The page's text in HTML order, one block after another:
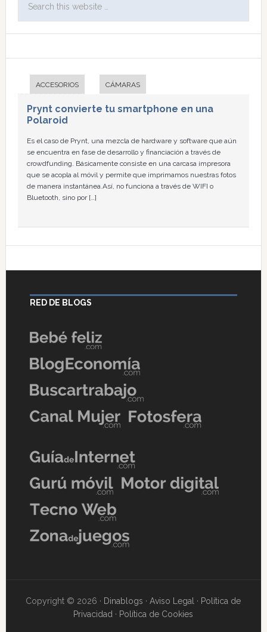
ACCESORIOS CÁMARAS
Prynt convierte tu smartphone en una
Polaroid
Es el caso de Prynt, una mezcla de hardware y software que aún
se encuentra en fase de desarrollo y financiación a través de
crowdfunding. Básicamente consiste en una carcasa impresora
que se acopla al móvil y permite que imprimamos nuestras fotos
de manera instantánea.Así, no funciona a través de WIFI o
Bluetooth, sino por […]
RED DE BLOGS
Copyright © 2026 · Dinablogs ·Aviso Legal · Política de
Privacidad · Política de Cookies